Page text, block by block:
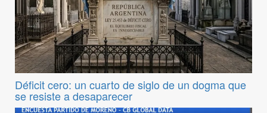
Déficit cero: un cuarto de siglo de un dogma que
se resiste a desaparecer